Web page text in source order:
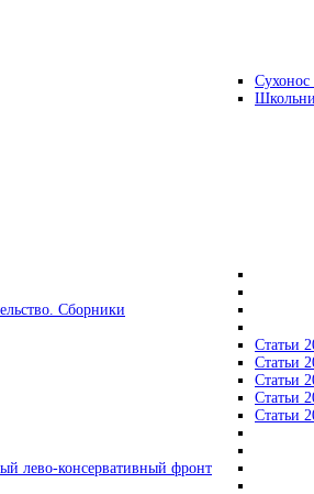
Сборники
Статьи
Статьи
Статьи
Статьи
Статьи
лево-консервативный фронт